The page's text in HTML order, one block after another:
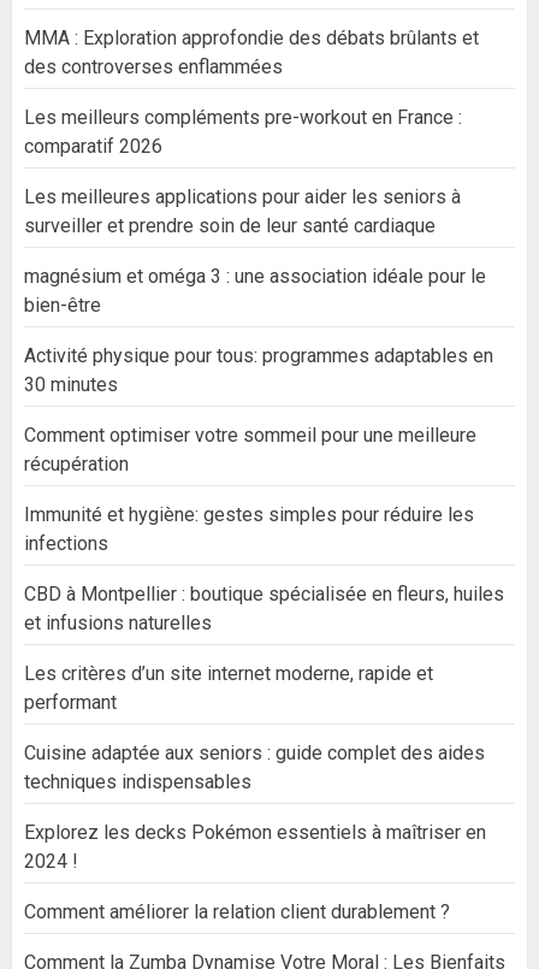
MMA : Exploration approfondie des débats brûlants et
des controverses enflammées
Les meilleurs compléments pre-workout en France :
comparatif 2026
Les meilleures applications pour aider les seniors à
surveiller et prendre soin de leur santé cardiaque
magnésium et oméga 3 : une association idéale pour le
bien-être
Activité physique pour tous: programmes adaptables en
30 minutes
Comment optimiser votre sommeil pour une meilleure
récupération
Immunité et hygiène: gestes simples pour réduire les
infections
CBD à Montpellier : boutique spécialisée en fleurs, huiles
et infusions naturelles
Les critères d’un site internet moderne, rapide et
performant
Cuisine adaptée aux seniors : guide complet des aides
techniques indispensables
Explorez les decks Pokémon essentiels à maîtriser en
2024 !
Comment améliorer la relation client durablement ?
Comment la Zumba Dynamise Votre Moral : Les Bienfaits